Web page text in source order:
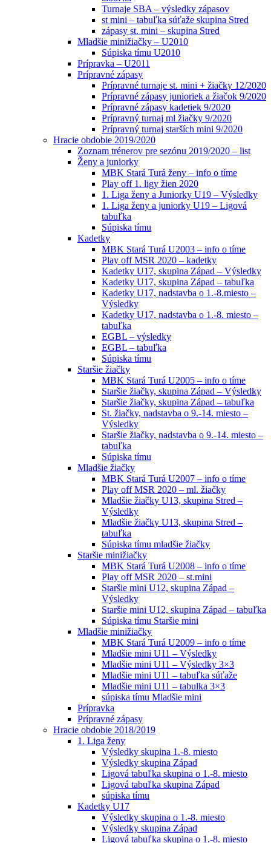
Turnaje SBA – výsledky zápasov
st mini – tabuľka súťaže skupina Stred
zápasy st. mini – skupina Stred
Mladšie minižiačky – U2010
Súpiska tímu U2010
Prípravka – U2011
Prípravné zápasy
Prípravné turnaje st. mini + žiačky 12/2020
Prípravné zápasy junioriek a žiačok 9/2020
Prípravné zápasy kadetiek 9/2020
Prípravný turnaj ml žiačky 9/2020
Prípravný turnaj starších mini 9/2020
Hracie obdobie 2019/2020
Zoznam trénerov pre sezónu 2019/2020 – list
Ženy a juniorky
MBK Stará Turá ženy – info o tíme
Play off 1. ligy žien 2020
1. Liga ženy a Juniorky U19 – Výsledky
1. Liga ženy a juniorky U19 – Ligová
tabuľka
Súpiska tímu
Kadetky
MBK Stará Turá U2003 – info o tíme
Play off MSR 2020 – kadetky
Kadetky U17, skupina Západ – Výsledky
Kadetky U17, skupina Západ – tabuľka
Kadetky U17, nadstavba o 1.-8.miesto –
Výsledky
Kadetky U17, nadstavba o 1.-8. miesto –
tabuľka
EGBL – výsledky
EGBL – tabuľka
Súpiska tímu
Staršie žiačky
MBK Stará Turá U2005 – info o tíme
Staršie žiačky, skupina Západ – Výsledky
Staršie žiačky, skupina Západ – tabuľka
St. žiačky, nadstavba o 9.-14. miesto –
Výsledky
Staršie žiačky, nadstavba o 9.-14. miesto –
tabuľka
Súpiska tímu
Mladšie žiačky
MBK Stará Turá U2007 – info o tíme
Play off MSR 2020 – ml. žiačky
Mladšie žiačky U13, skupina Stred –
Výsledky
Mladšie žiačky U13, skupina Stred –
tabuľka
Súpiska tímu mladšie žiačky
Staršie minižiačky
MBK Stará Turá U2008 – info o tíme
Play off MSR 2020 – st.mini
Staršie mini U12, skupina Západ –
Výsledky
Staršie mini U12, skupina Západ – tabuľka
Súpiska tímu Staršie mini
Mladšie minižiačky
MBK Stará Turá U2009 – info o tíme
Mladšie mini U11 – Výsledky
Mladšie mini U11 – Výsledky 3×3
Mladšie mini U11 – tabuľka súťaže
Mladšie mini U11 – tabulka 3×3
súpiska tímu Mladšie mini
Prípravka
Prípravné zápasy
Hracie obdobie 2018/2019
1. Liga ženy
Výsledky skupina 1.-8. miesto
Výsledky skupina Západ
Ligová tabuľka skupina o 1.-8. miesto
Ligová tabuľka skupina Západ
súpiska tímu
Kadetky U17
Výsledky skupina o 1.-8. miesto
Výsledky skupina Západ
Ligová tabuľka skupina o 1.-8. miesto